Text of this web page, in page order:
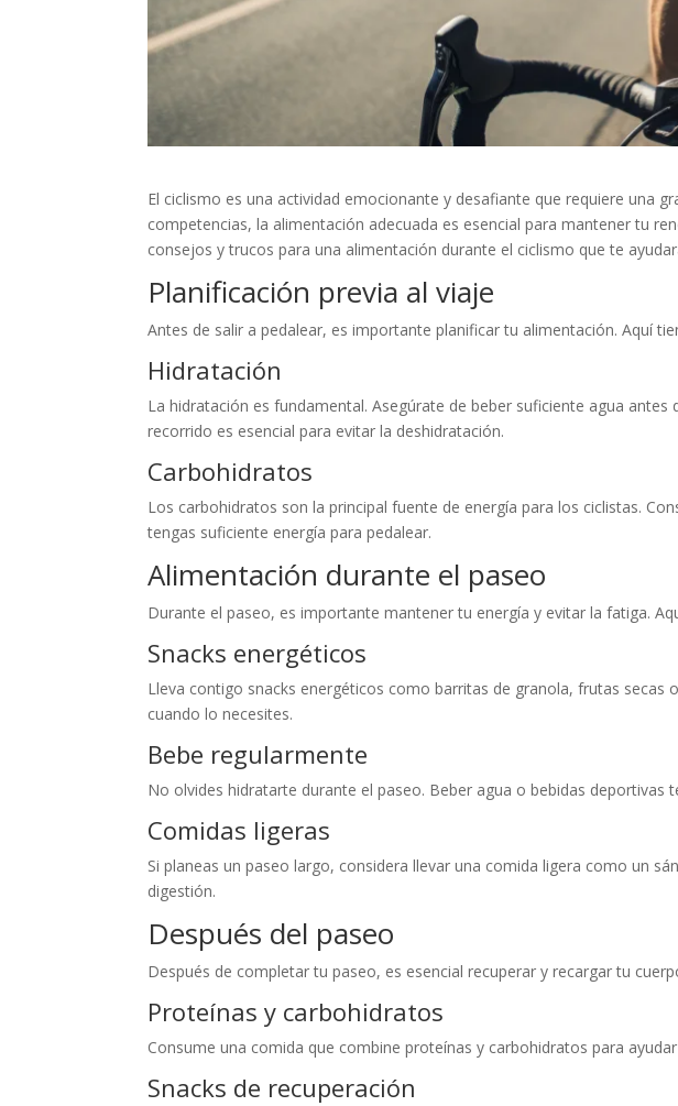
El ciclismo es una actividad emocionante y desafiante que requiere una
competencias, la alimentación adecuada es esencial para mantener tu
consejos y trucos para una alimentación durante el ciclismo que te
Planificación previa al viaje
Antes de salir a pedalear, es importante planificar tu alimentación. Aquí
Hidratación
La hidratación es fundamental. Asegúrate de beber suficiente agua
recorrido es esencial para evitar la deshidratación.
Carbohidratos
Los carbohidratos son la principal fuente de energía para los ciclistas.
tengas suficiente energía para pedalear.
Alimentación durante el paseo
Durante el paseo, es importante mantener tu energía y evitar la fatiga.
Snacks energéticos
Lleva contigo snacks energéticos como barritas de granola, frutas
cuando lo necesites.
Bebe regularmente
No olvides hidratarte durante el paseo. Beber agua o bebidas deportivas
Comidas ligeras
Si planeas un paseo largo, considera llevar una comida ligera como un
digestión.
Después del paseo
Después de completar tu paseo, es esencial recuperar y recargar tu
Proteínas y carbohidratos
Consume una comida que combine proteínas y carbohidratos para
Snacks de recuperación